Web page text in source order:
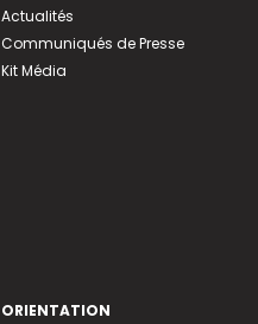
Actualités
Communiqués de Presse
Kit Média
ORIENTATION